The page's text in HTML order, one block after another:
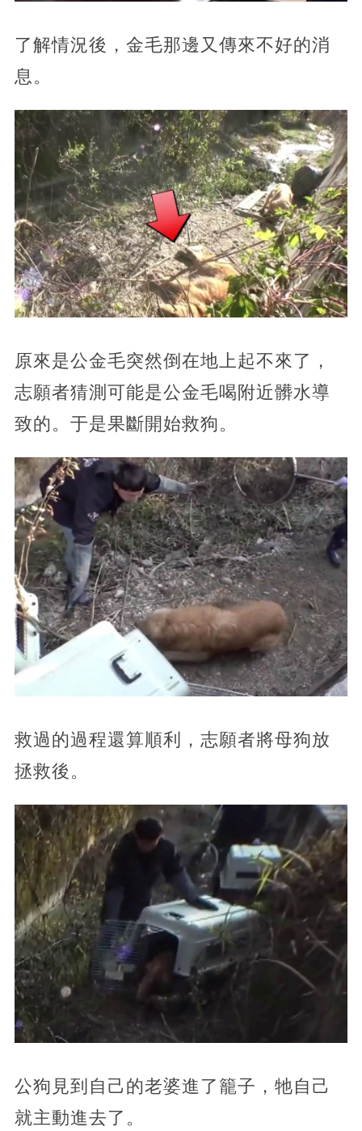
了解情況後，金毛那邊又傳來不好的消
息。
原來是公金毛突然倒在地上起不來了，
志願者猜測可能是公金毛喝附近髒水導
致的。于是果斷開始救狗。
救過的過程還算順利，志願者將母狗放
拯救後。
公狗見到自己的老婆進了籠子，牠自己
就主動進去了。